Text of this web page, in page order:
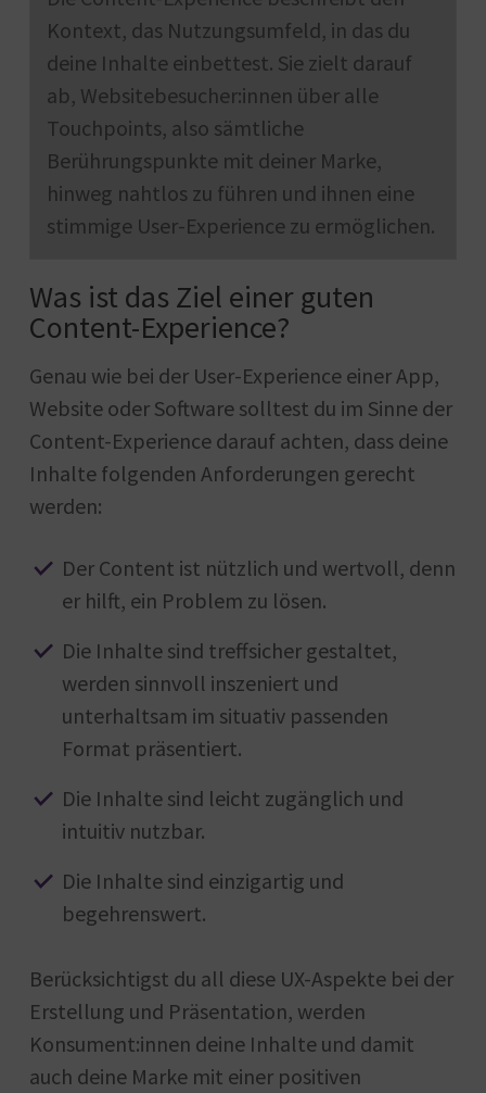
Kontext, das Nutzungsumfeld, in das du
deine Inhalte einbettest. Sie zielt darauf
ab, Websitebesucher:innen über alle
Touchpoints, also sämtliche
Berührungspunkte mit deiner Marke,
hinweg nahtlos zu führen und ihnen eine
stimmige User-Experience zu ermöglichen.
Was ist das Ziel einer guten
Content-Experience?
Genau wie bei der User-Experience einer App,
Website oder Software solltest du im Sinne der
Content-Experience darauf achten, dass deine
Inhalte folgenden Anforderungen gerecht
werden:
Der Content ist nützlich und wertvoll, denn
er hilft, ein Problem zu lösen.
Die Inhalte sind treffsicher gestaltet,
werden sinnvoll inszeniert und
unterhaltsam im situativ passenden
Format präsentiert.
Die Inhalte sind leicht zugänglich und
intuitiv nutzbar.
Die Inhalte sind einzigartig und
begehrenswert.
Berücksichtigst du all diese UX-Aspekte bei der
Erstellung und Präsentation, werden
Konsument:innen deine Inhalte und damit
auch deine Marke mit einer positiven